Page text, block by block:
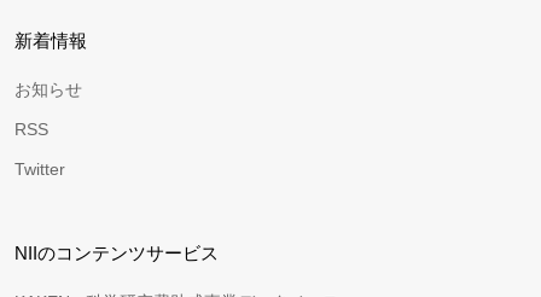
新着情報
お知らせ
RSS
Twitter
NIIのコンテンツサービス